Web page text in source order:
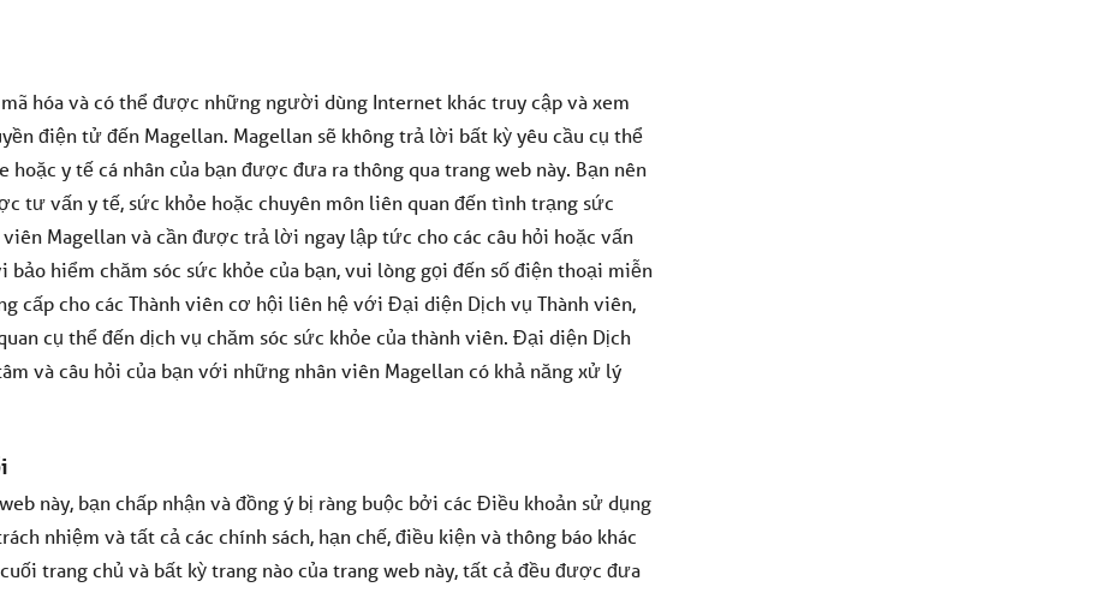
hóa và có thể được những người dùng Internet khác truy cập và xem
điện tử đến Magellan. Magellan sẽ không trả lời bất kỳ yêu cầu cụ thể
y tế cá nhân của bạn được đưa ra thông qua trang web này. Bạn nên
tư vấn y tế, sức khỏe hoặc chuyên môn liên quan đến tình trạng sức
viên Magellan và cần được trả lời ngay lập tức cho các câu hỏi hoặc vấn
hiểm chăm sóc sức khỏe của bạn, vui lòng gọi đến số điện thoại miễn
cấp cho các Thành viên cơ hội liên hệ với Đại diện Dịch vụ Thành viên,
cụ thể đến dịch vụ chăm sóc sức khỏe của thành viên. Đại diện Dịch
và câu hỏi của bạn với những nhân viên Magellan có khả năng xử lý
này, bạn chấp nhận và đồng ý bị ràng buộc bởi các Điều khoản sử dụng
nhiệm và tất cả các chính sách, hạn chế, điều kiện và thông báo khác
trang chủ và bất kỳ trang nào của trang web này, tất cả đều được đưa